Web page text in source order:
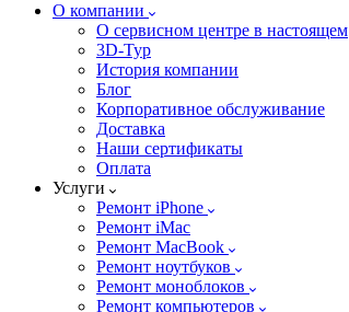
О компании
О сервисном центре в настоящем
3D-Тур
История компании
Блог
Корпоративное обслуживание
Доставка
Наши сертификаты
Оплата
Услуги
Ремонт iPhone
Ремонт iMac
Ремонт MacBook
Ремонт ноутбуков
Ремонт моноблоков
Ремонт компьютеров